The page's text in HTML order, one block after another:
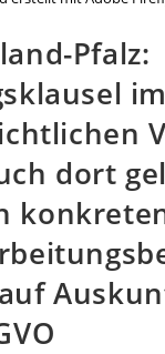
Pfalz:
im
dort